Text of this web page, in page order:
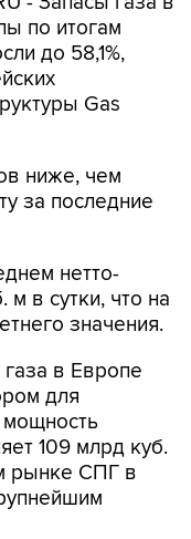
по итогам
до 58,1%,
Gas
ниже, чем
за последние
нетто-
м в сутки, что на
значения.
в Европе
для
109 млрд куб.
рынке СПГ в